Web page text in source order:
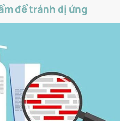
để tránh dị ứng